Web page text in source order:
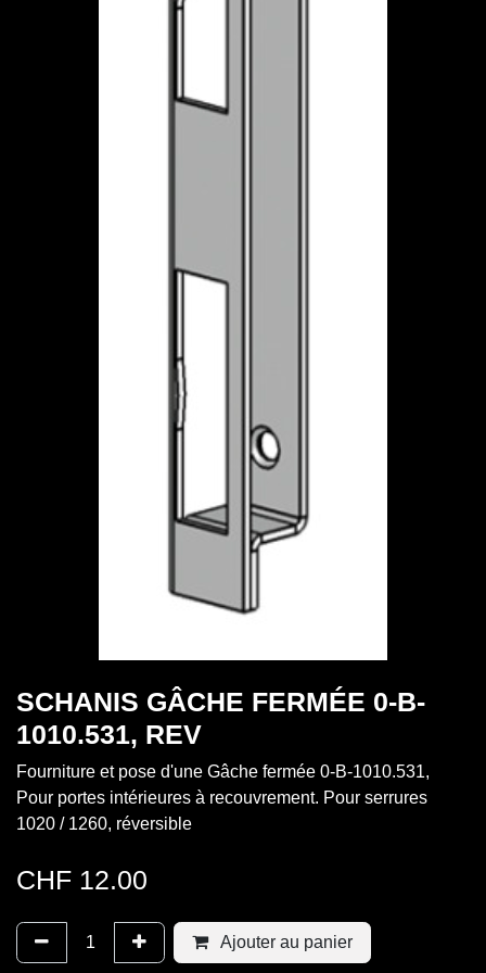
SCHANIS GÂCHE FERMÉE 0-B-
1010.531, REV
Fourniture et pose d'une Gâche fermée 0-B-1010.531,
Pour portes intérieures à recouvrement. Pour serrures
1020 / 1260, réversible
CHF 12.00
Ajouter au panier